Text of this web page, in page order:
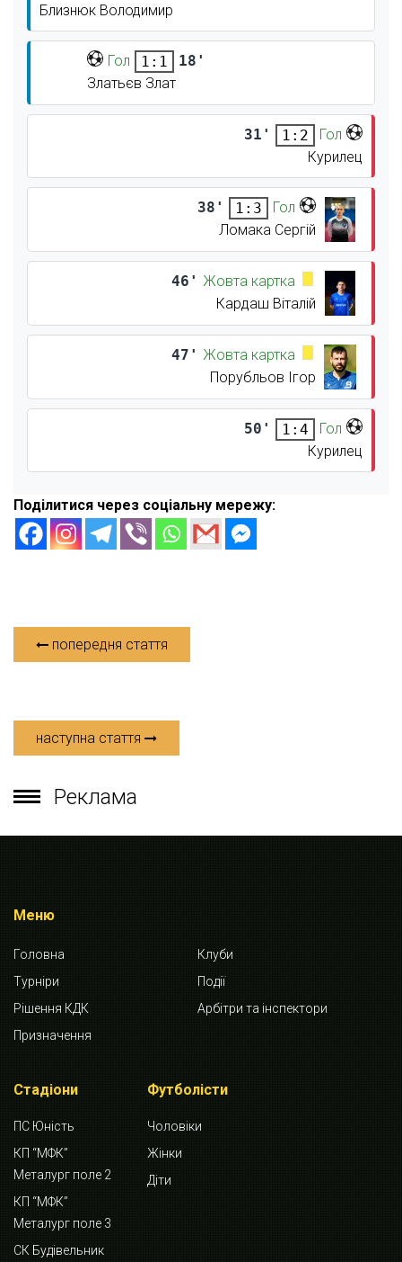
Близнюк Володимир
Гол 1:1
18'
Златьєв Злат
31' 1:2
Гол
Курилец
38' 1:3
Гол
Ломака Сергій
46' Жовта картка
Кардаш Віталій
47' Жовта картка
Порубльов Ігор
50' 1:4
Гол
Курилец
Поділитися через соціальну мережу:
попередня стаття
наступна стаття
Реклама
Меню
Головна
Клуби
Турніри
Події
Рішення КДК
Арбітри та інспектори
Призначення
Стадіони
ПС Юність
КП “МФК”
Металург поле 2
КП “МФК”
Металург поле 3
СК Будівельник
Футболісти
Чоловіки
Жінки
Діти